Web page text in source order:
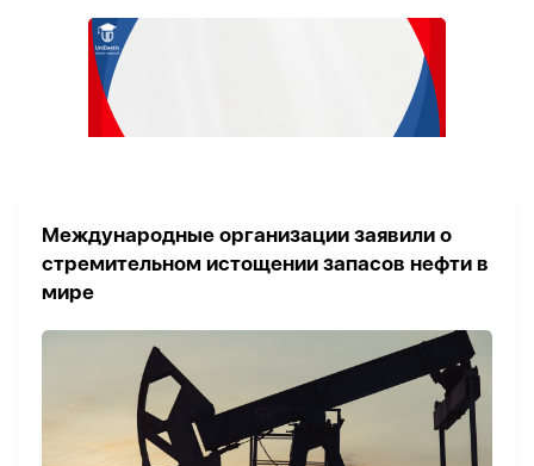
Международные организации заявили о
стремительном истощении запасов нефти в
мире